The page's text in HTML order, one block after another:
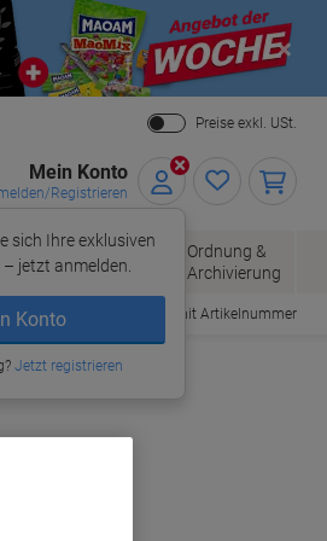
Close
Preise exkl. USt.
Mein Konto
Registrieren
sich Ihre exklusiven
jetzt anmelden.
Konto
Jetzt registrieren
Bürobedarf
Ordnung &
Archivierung
Bestellen mit Artikelnummer